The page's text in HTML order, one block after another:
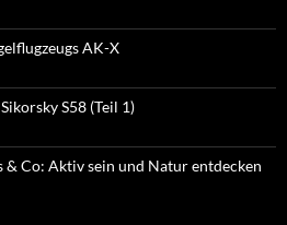
AK-X
S58 (Teil 1)
Co: Aktiv sein und Natur entdecken